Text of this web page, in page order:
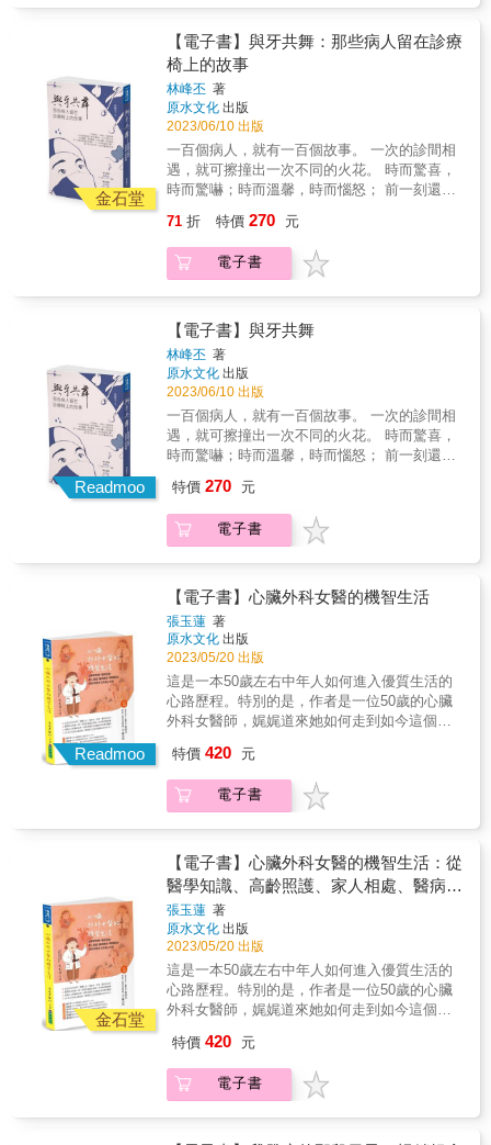
人相處的幸福，想說的話、想做的事，就要去
落實，不要在生命急轉處徒留遺憾。──────
台灣癌症基金會副執行長 蔡麗娟 &
｜全人關懷師．《陪你走過疾病四季》作者 黃
越綏｜作家．國際單親兒童文教基金會創辦人
魏德聖｜導演 （依姓氏筆畫排序） & 抗癌成功
只是曾經擁有的成果，想要天長地久，除了脫
胎換骨徹底改造再世為人外， 最多就只能努力
與癌共存了。沒有奇蹟，才是多數癌症病患及
其家屬所經歷的過程。────────台灣大學生
命科學院生化科技系教授 許瑞祥 & 寫作過
程，作者彷彿把已經結疤的傷口，強行挖開，
重新經歷傷痛的過程，真是令人感佩！ 對同樣
從而緩解傷痛，療癒心靈。────────台灣大
學生命科學院生化科技系名譽教授 黃青真 &
我相信，不管是癌友、癌友家屬，甚至是一般
人相處的幸福，想說的話、想做的事，就要去
落實，不要在生命急轉處徒留遺憾。──────
台灣癌症基金會副執行長 蔡麗娟 &
中榮民總醫院院長 陳適安感動推薦賴清德
副總統薛瑞元 衛生福利部部長馮世寬 國軍
退輔會主任委員臺中榮總是臺灣中部地區唯一
的國家級醫學中心，從不懈怠地堅守在崗位
上，肩負照護民眾健康的責任，更守護著急、
重、難、罕病人的希望。當臨盆與腦中風同時
來襲該先處置產婦的中風，還是優先處理將臨
盆的寶寶？在緊急手術前，這會是最後的一次
相見嗎？術後與病魔纏鬥的八十五天食道癌手
術後兩次的嚴重感染，竟讓他飽受幻覺折磨，
五○％仍有希望常見的咳嗽，背後隱藏的卻是不
可逆的間質性肺病，肺部細胞纖維化，讓人連
走平路都會喘……漸凍症病人的一絲轉機面對
的代名詞，在逐漸被冰凍封印的世界裡，有沒
有另一條路可行？本書收錄了臺中榮總十六位
病人的感人故事，從中看見了生命的脆弱，同
時也感受到病人、家屬以及醫護人員堅持的力
量。在面對疾病時，或許有很多的未知與挑
戰，但是，抱持著「再難也不放手」的信念，
加上醫病間良好的信任與關懷，會帶來更多希
金石堂
【電子書】與牙共舞：那些病人留在診療
椅上的故事
林峰丕 著
原水文化 出版
2023/06/10 出版
一百個病人，就有一百個故事。 一次的診間相
遇，就可擦撞出一次不同的火花。 時而驚喜，
時而驚嚇；時而溫馨，時而惱怒； 前一刻還被
&hellip;&hellip; 這不是人格分裂，而是牙醫師
的日常。 專文推薦 楊斯棓 & 《人生路引》作
者．醫師 暖心推薦 吳淡如&& &作家．主持人
71 折 特價 270 元
電子書
Readmoo
【電子書】與牙共舞
林峰丕 著
原水文化 出版
2023/06/10 出版
一百個病人，就有一百個故事。 一次的診間相
遇，就可擦撞出一次不同的火花。 時而驚喜，
時而驚嚇；時而溫馨，時而惱怒； 前一刻還被
&hellip;&hellip; 這不是人格分裂，而是牙醫師
的日常。 專文推薦 楊斯棓 & 《人生路引》作
者．醫師 暖心推薦 吳淡如&& &作家．主持人
特價 270 元
電子書
Readmoo
【電子書】心臟外科女醫的機智生活
張玉蓮 著
原水文化 出版
2023/05/20 出版
這是一本50歲左右中年人如何進入優質生活的
心路歷程。特別的是，作者是一位50歲的心臟
外科女醫師，娓娓道來她如何走到如今這個境
歲那年的小學同學會之後，高興之餘也感觸良
多，於是開始寫作，既是回顧過去，也是展望
未來。把自己面臨，也是大家都幾乎會遇到的
霸凌），甚至經歷轉換工作的苦、擇偶、身心
的疾病等等，這些都是當年無憂無慮的她們長
大前不知道的事，統統毫無保留寫下來，是一
本標準的「中年寫真集」。 & 這不只是一本寫
給中年人的書，更是寫給20＋以後年輕人的
書。作者非常希望能將這些年的經歷分享給中
年人，並傳授給年輕人，以彌補「當年的我如
果有人教我，如何在有限的光陰裡，能夠把握
時機，發揮得更多，更溫柔地待人，並向這些
曾溫柔對待我們，卻可能沒有機會再碰面的人
& 同時，還希望告訴年輕人「生命不是完美
的，但不完美的我們還是長大了、變老了，千
萬不要因為人生不完美就不開心！能活下來都
特價 420 元
電子書
金石堂
【電子書】心臟外科女醫的機智生活：從
醫學知識、高齡照護、家人相處、醫病關
係、職場霸凌，到如何愛自己的真心分享
張玉蓮 著
原水文化 出版
2023/05/20 出版
這是一本50歲左右中年人如何進入優質生活的
心路歷程。特別的是，作者是一位50歲的心臟
外科女醫師，娓娓道來她如何走到如今這個境
歲那年的小學同學會之後，高興之餘也感觸良
多，於是開始寫作，既是回顧過去，也是展望
未來。把自己面臨，也是大家都幾乎會遇到的
特價 420 元
電子書